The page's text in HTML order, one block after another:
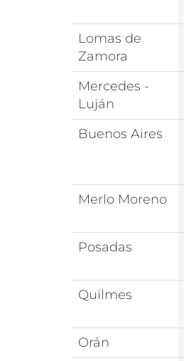
Lomas de
Zamora
Mercedes -
Luján
Buenos Aires
Merlo Moreno
Posadas
Quilmes
Orán